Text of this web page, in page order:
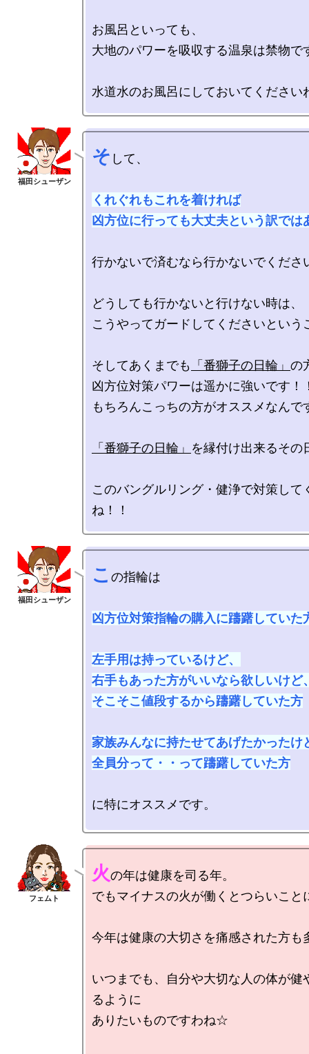
お風呂といっても、
大地のパワーを吸収する温泉は禁物で
そ して、
くれぐれもこれを着ければ
凶方位に行っても大丈夫という訳では
行かないで済むなら行かないでくださ
どうしても行かないと行けない時は、
こうやってガードしてくださいという
そしてあくまでも 「番獅子の日輪」 の
凶方位対策パワーは遥かに強いです！
もちろんこっちの方がオススメなんで
「番獅子の日輪」 を縁付け出来るその
このバングルリング・健浄で対策して
こ の指輪は
凶方位対策指輪の購入に躊躇していた
左手用は持っているけど、
右手もあった方がいいなら欲しいけど
そこそこ値段するから躊躇していた方
家族みんなに持たせてあげたかったけ
全員分って・・って躊躇していた方
に特にオススメです。
火の年は健康を司る年。
でもマイナスの火が働くとつらいこと
今年は健康の大切さを痛感された方も
いつまでも、自分や大切な人の体が健
るように
ありたいものですわね☆